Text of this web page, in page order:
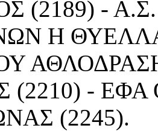
(2189) -
Η ΘΥΕΛΛΑ
(2210) - ΕΦΑ
(2245).